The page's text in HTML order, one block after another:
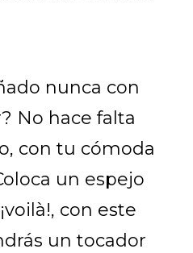
nunca con
No hace falta
con tu cómoda
un espejo
con este
un tocador